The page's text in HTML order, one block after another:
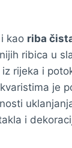
kao riba
ribica u
rijeka i
je
i